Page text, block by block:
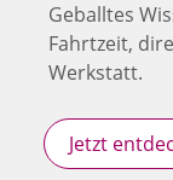
Geballtes
Fahrtzeit,
Werkstatt.
Jetzt